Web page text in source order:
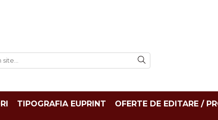
TIPOGRAFIA EUPRINT OFERTE DE EDITARE /